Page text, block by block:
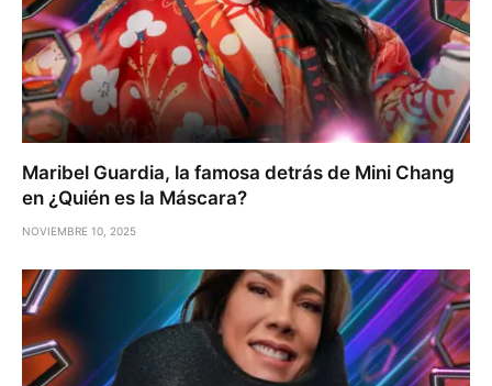
Maribel Guardia, la famosa detrás de Mini Chang
en ¿Quién es la Máscara?
NOVIEMBRE 10, 2025